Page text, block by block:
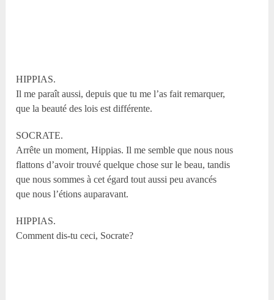
HIPPIAS.
Il me paraît aussi, depuis que tu me l’as fait remarquer,
que la beauté des lois est différente.
SOCRATE.
Arrête un moment, Hippias. Il me semble que nous nous
flattons d’avoir trouvé quelque chose sur le beau, tandis
que nous sommes à cet égard tout aussi peu avancés
que nous l’étions auparavant.
HIPPIAS.
Comment dis-tu ceci, Socrate?